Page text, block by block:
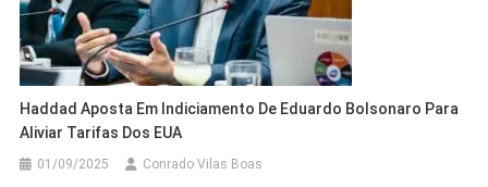
Haddad Aposta Em Indiciamento De Eduardo Bolsonaro Para
Aliviar Tarifas Dos EUA
01/09/2025 Conrado Vilas Boas